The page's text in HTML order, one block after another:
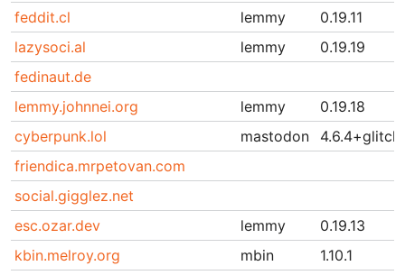
feddit.cl
lemmy
0.19.11
lazysoci.al
lemmy
0.19.19
fedinaut.de
lemmy.johnnei.org
lemmy
0.19.18
cyberpunk.lol
mastodon
4.6.4+glitch
friendica.mrpetovan.com
social.gigglez.net
esc.ozar.dev
lemmy
0.19.13
kbin.melroy.org
mbin
1.10.1